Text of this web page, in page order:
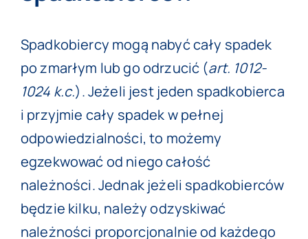
Spadkobiercy mogą nabyć cały spadek
po zmarłym lub go odrzucić (art. 1012-
1024 k.c.). Jeżeli jest jeden spadkobierca
i przyjmie cały spadek w pełnej
odpowiedzialności, to możemy
egzekwować od niego całość
należności. Jednak jeżeli spadkobierców
będzie kilku, należy odzyskiwać
należności proporcjonalnie od każdego